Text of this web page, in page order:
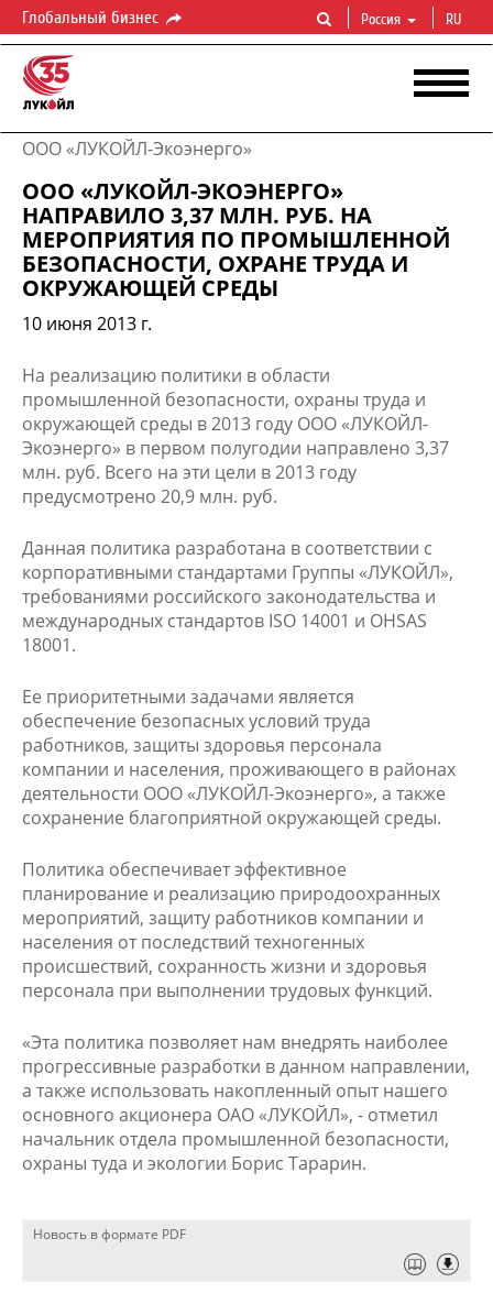
Глобальный бизнес Россия RU
ООО «ЛУКОЙЛ-Экоэнерго»
ООО «ЛУКОЙЛ-ЭКОЭНЕРГО»
НАПРАВИЛО 3,37 МЛН. РУБ. НА
МЕРОПРИЯТИЯ ПО ПРОМЫШЛЕННОЙ
БЕЗОПАСНОСТИ, ОХРАНЕ ТРУДА И
ОКРУЖАЮЩЕЙ СРЕДЫ
10 июня 2013 г.
На реализацию политики в области
промышленной безопасности, охраны труда и
окружающей среды в 2013 году ООО «ЛУКОЙЛ-
Экоэнерго» в первом полугодии направлено 3,37
млн. руб. Всего на эти цели в 2013 году
предусмотрено 20,9 млн. руб.
Данная политика разработана в соответствии с
корпоративными стандартами Группы «ЛУКОЙЛ»,
требованиями российского законодательства и
международных стандартов ISO 14001 и OHSAS
18001.
Ее приоритетными задачами является
обеспечение безопасных условий труда
работников, защиты здоровья персонала
компании и населения, проживающего в районах
деятельности ООО «ЛУКОЙЛ-Экоэнерго», а также
сохранение благоприятной окружающей среды.
Политика обеспечивает эффективное
планирование и реализацию природоохранных
мероприятий, защиту работников компании и
населения от последствий техногенных
происшествий, сохранность жизни и здоровья
персонала при выполнении трудовых функций.
«Эта политика позволяет нам внедрять наиболее
прогрессивные разработки в данном направлении,
а также использовать накопленный опыт нашего
основного акционера ОАО «ЛУКОЙЛ», - отметил
начальник отдела промышленной безопасности,
охраны туда и экологии Борис Тарарин.
Новость в формате PDF